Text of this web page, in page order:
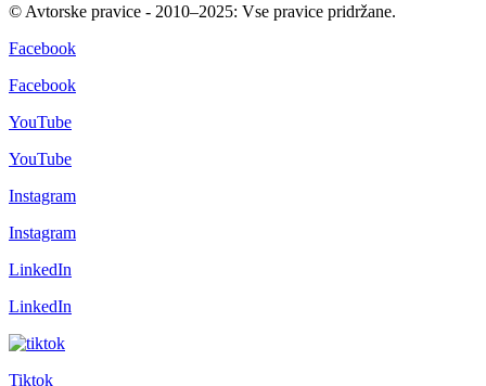
© Avtorske pravice - 2010–2025: Vse pravice pridržane.
Facebook
Facebook
YouTube
YouTube
Instagram
Instagram
LinkedIn
LinkedIn
Tiktok